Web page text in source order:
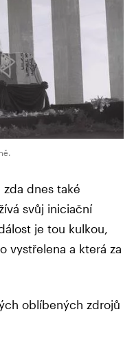
zda dnes také
svůj iniciační
je tou kulkou,
vystřelena a která za
oblíbených zdrojů